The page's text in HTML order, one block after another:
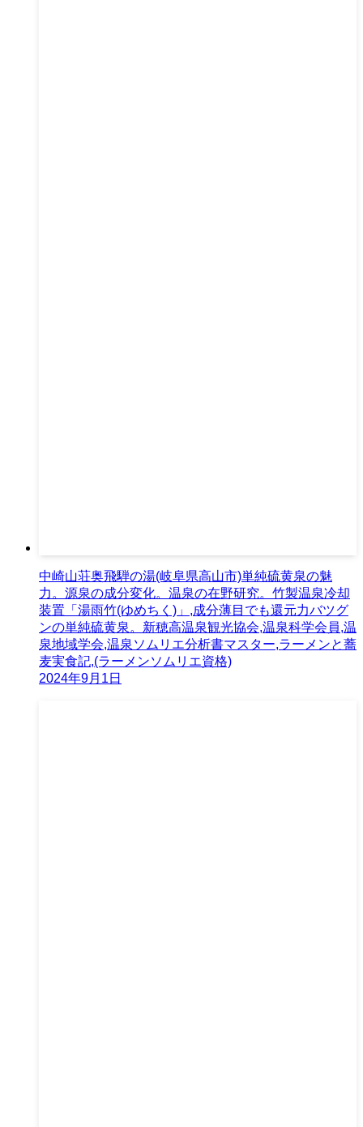
中崎山荘奥飛騨の湯(岐阜県高山市)単純硫黄泉の魅
力。源泉の成分変化。温泉の在野研究。竹製温泉冷却
装置「湯雨竹(ゆめちく)」,成分薄目でも還元力バツグ
ンの単純硫黄泉。新穂高温泉観光協会,温泉科学会員,温
泉地域学会,温泉ソムリエ分析書マスター,ラーメンと蕎
麦実食記,(ラーメンソムリエ資格)
2024年9月1日